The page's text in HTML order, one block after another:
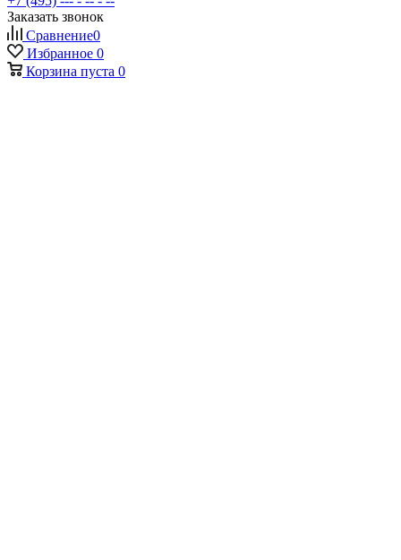
Заказать звонок
Сравнение0
Избранное 0
Корзина пуста 0